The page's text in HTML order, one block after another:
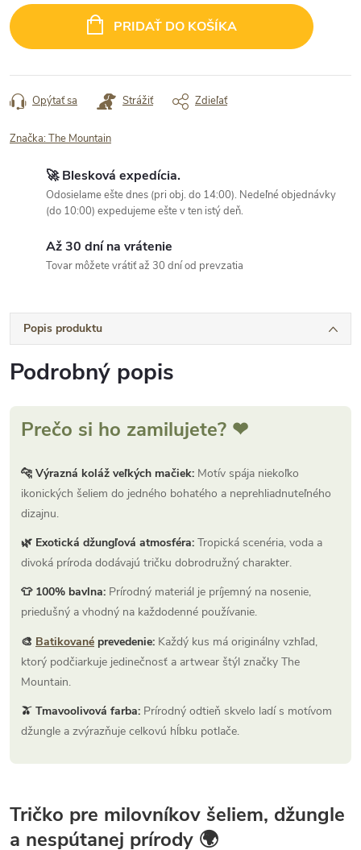
cena:
PRIDAŤ DO KOŠÍKA
Opýtať sa Strážiť Zdieľať
Značka:The Mountain
🚀 Blesková expedícia.
Odosielame ešte dnes (pri obj. do 14:00). Nedeľné objednávky
(do 10:00) expedujeme ešte v ten istý deň.
Až 30 dní na vrátenie
Tovar môžete vrátiť až 30 dní od prevzatia
Popis produktu
Podrobný popis
Prečo si ho zamilujete? ❤
🐆 Výrazná koláž veľkých mačiek: Motív spája niekoľko
ikonických šeliem do jedného bohatého a neprehliadnuteľného
dizajnu.
🌿 Exotická džungľová atmosféra: Tropická scenéria, voda a
divoká príroda dodávajú tričku dobrodružný charakter.
👕 100% bavlna: Prírodný materiál je príjemný na nosenie,
priedušný a vhodný na každodenné používanie.
🎨 Batikované prevedenie: Každý kus má originálny vzhľad,
ktorý podčiarkuje jedinečnosť a artwear štýl značky The
Mountain.
🫒 Tmavoolivová farba: Prírodný odtieň skvelo ladí s motívom
džungle a zvýrazňuje celkovú hĺbku potlače.
Tričko pre milovníkov šeliem, džungle
a nespútanej prírody 🌍